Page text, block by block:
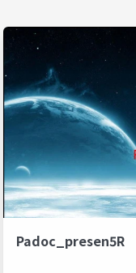
Padoc_presen5R